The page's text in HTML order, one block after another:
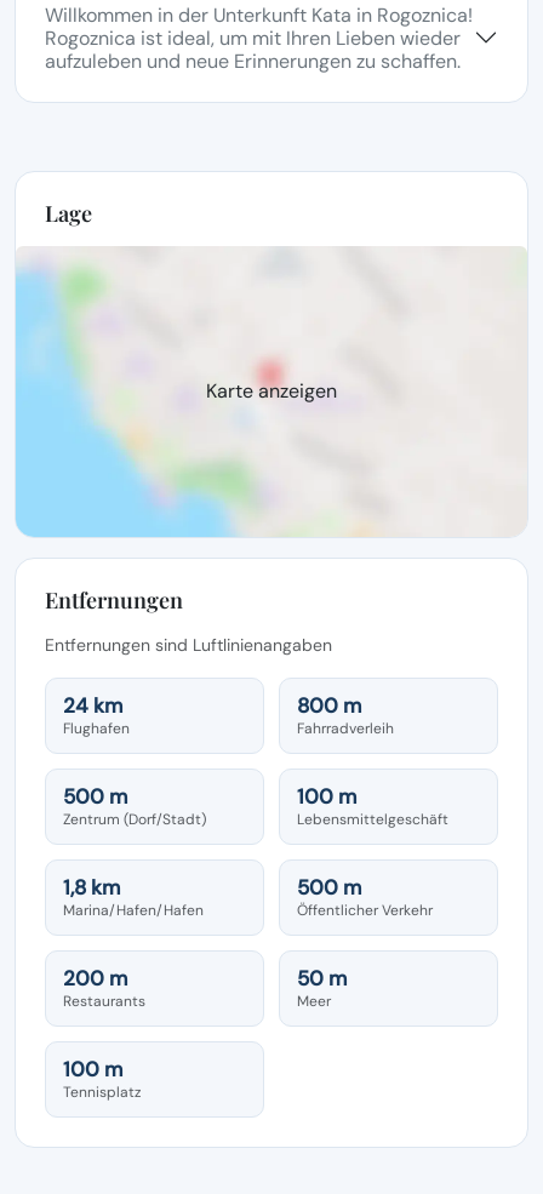
Willkommen in der Unterkunft Kata in Rogoznica!
Rogoznica ist ideal, um mit Ihren Lieben wieder
aufzuleben und neue Erinnerungen zu schaffen.
Lage
Karte anzeigen
Entfernungen
Entfernungen sind Luftlinienangaben
24 km
Flughafen
800 m
Fahrradverleih
500 m
Zentrum (Dorf/Stadt)
100 m
Lebensmittelgeschäft
1,8 km
Marina/Hafen/Hafen
500 m
Öffentlicher Verkehr
200 m
Restaurants
50 m
Meer
100 m
Tennisplatz